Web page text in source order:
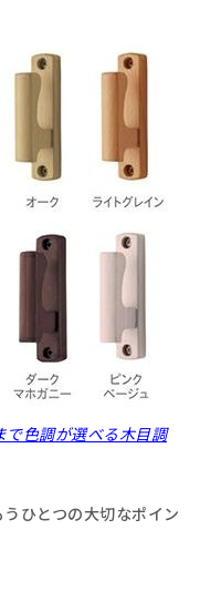
で色調が選べる木目調
ひとつの大切なポイン